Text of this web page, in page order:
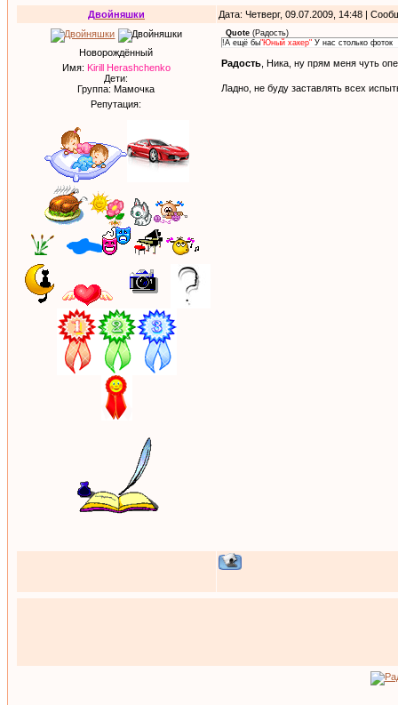
Двойняшки Дата: Четверг, 09.07.2009, 14:48 |
Новорождённый
Имя: Kirill Herashchenko
Дети:
Группа: Мамочка
Репутация:
Quote (Радость)
!А ещё бы"Юный хакер" У нас столько фоток
Радость , Ника, ну прям меня чуть
Ладно, не буду заставлять всех